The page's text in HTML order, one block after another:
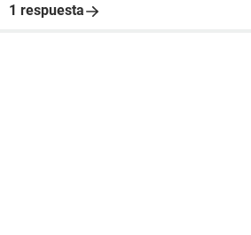
1 respuesta